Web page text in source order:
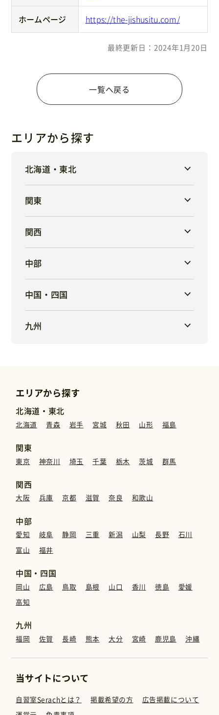
ホームページ https://the-jishusitu.com/
最終更新日：2024年1月20日
一覧へ戻る
エリアから探す
北海道・東北
関東
関西
中部
中国・四国
九州
エリアから探す
北海道・東北
北海道 青森 岩手 宮城 秋田 山形 福島
関東
東京 神奈川 埼玉 千葉 栃木 茨城 群馬
関西
大阪 兵庫 京都 滋賀 奈良 和歌山
中部
愛知 岐阜 静岡 三重 新潟 山梨 長野
石川
富山
福井
中国・四国
岡山 広島 鳥取 島根 山口 香川 徳島
愛媛
高知
九州
福岡 佐賀 長崎 熊本 大分 宮崎 鹿児島 沖縄
当サイトについて
自習室Serachとは？ 掲載希望の方
広告掲載について